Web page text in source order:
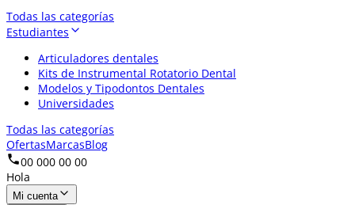
Todas las categorías
Estudiantes
Articuladores dentales
Kits de Instrumental Rotatorio Dental
Modelos y Tipodontos Dentales
Universidades
Todas las categorías
OfertasMarcasBlog
00 000 00 00
Hola
Mi cuenta